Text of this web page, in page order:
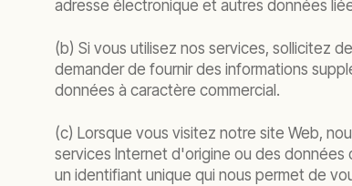
adresse électronique et autres données
(b) Si vous utilisez nos services, sollicitez
demander de fournir des informations
données à caractère commercial.
(c) Lorsque vous visitez notre site Web,
services Internet d'origine ou des
un identifiant unique qui nous permet de